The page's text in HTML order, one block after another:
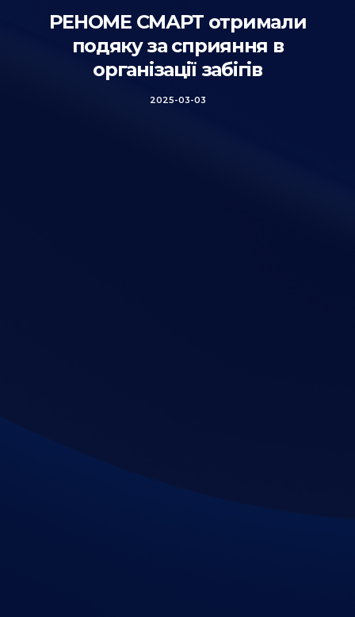
РЕНОМЕ СМАРТ отримали
подяку за сприяння в
організації забігів
2025-03-03